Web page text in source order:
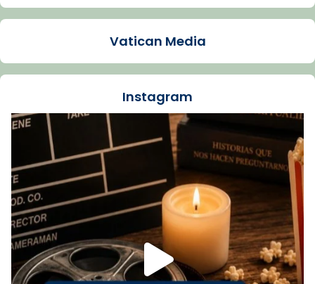
Arquebisbat de Barcelona
La Carmina va patir depressió. Fa gairebé
dos mesos, a l'Estadi Lluís Companys, la
Recupera l'entrevista comp
Vatican
tican News 👇
www.vaticannews.va/es/iglesia/news/2026-
07/carmina-historia-depresion-papa-viaje-
espana-testimoni...
Foto
View on Facebook · Share
Vatican Media
Instagram